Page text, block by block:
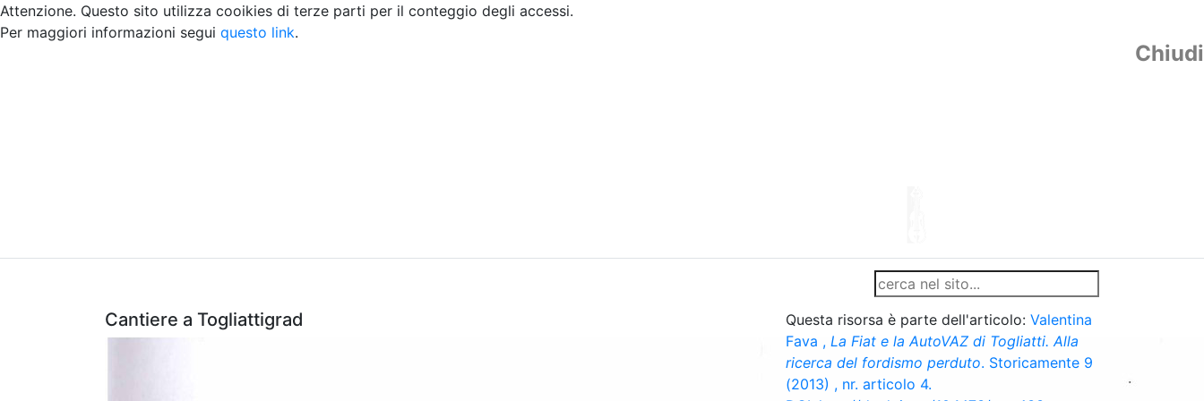
Attenzione. Questo sito utilizza cooikies di terze parti per il conteggio degli accessi.
Per maggiori informazioni segui questo link.
Chiudi
Cantiere a Togliattigrad Questa risorsa è parte dell'articolo: Valentina
Fava , La Fiat e la AutoVAZ di Togliatti. Alla
ricerca del fordismo perduto. Storicamente 9
(2013) , nr. articolo 4.